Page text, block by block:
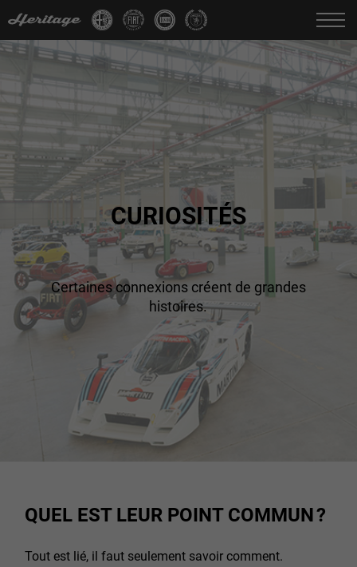
Change language: IT DE
CURIOSITÉS
Certaines connexions créent de grandes
histoires.
QUEL EST LEUR POINT COMMUN ?
Tout est lié, il faut seulement savoir comment.